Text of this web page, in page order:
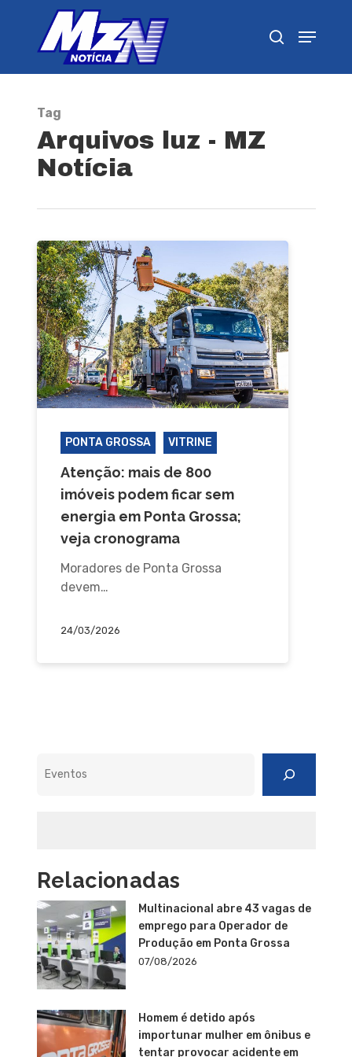
Tag
Arquivos luz - MZ
Notícia
PONTA GROSSA VITRINE
Atenção: mais de 800
imóveis podem ficar sem
energia em Ponta Grossa;
veja cronograma
Moradores de Ponta Grossa
devem…
24/03/2026
Relacionadas
Multinacional abre 43 vagas de
emprego para Operador de
Produção em Ponta Grossa
07/08/2026
Homem é detido após
importunar mulher em ônibus e
tentar provocar acidente em